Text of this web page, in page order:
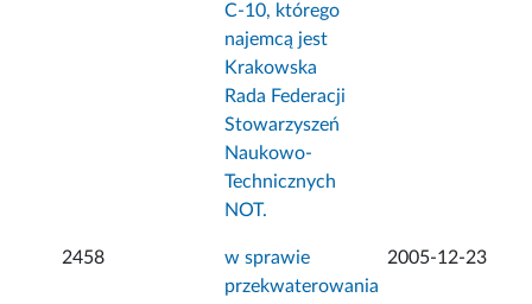
C-10, którego
najemcą jest
Krakowska
Rada Federacji
Stowarzyszeń
Naukowo-
Technicznych
NOT.
2458
w sprawie
przekwaterowania
2005-12-23